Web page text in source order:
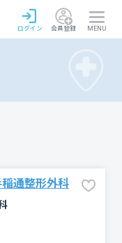
ログイン 会員登録 MENU
通整形外科